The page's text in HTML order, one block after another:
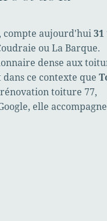
compte aujourd'hui31
ou La Barque.
dense aux
ce contexte que
toiture 77,
elle